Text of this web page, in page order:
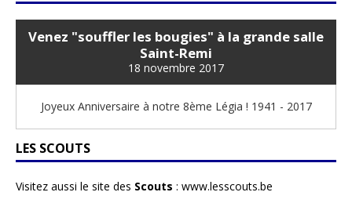
Venez "souffler les bougies" à la grande salle
Saint-Remi
18 novembre 2017
Joyeux Anniversaire à notre 8ème Légia ! 1941 - 2017
LES SCOUTS
Visitez aussi le site des Scouts : www.lesscouts.be